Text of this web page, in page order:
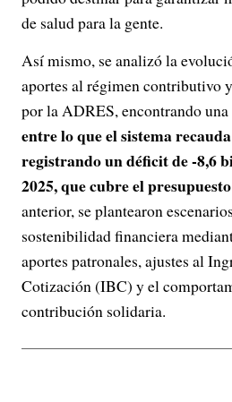
de salud para la gente.
Así mismo, se analizó la
aportes al régimen contributivo
por la ADRES, encontrando una
entre lo que el sistema
registrando un déficit de -8,6
2025, que cubre el
anterior, se plantearon
sostenibilidad financiera
aportes patronales, ajustes al
Cotización (IBC) y el
contribución solidaria.